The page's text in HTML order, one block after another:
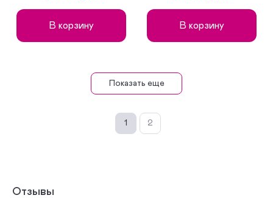
В корзину В корзину
Показать еще
1 2
Отзывы